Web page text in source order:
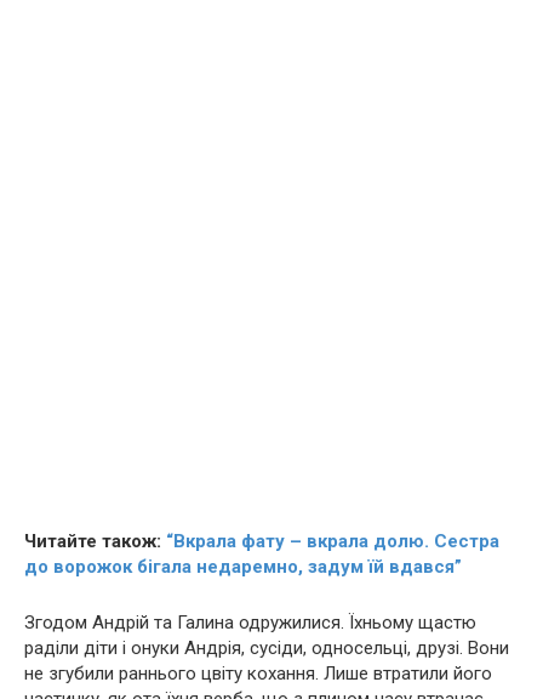
Читайте також: “Вкрала фату – вкрала долю. Сестра
до вopoжок бігала недаремно, задум їй вдався”
Згодом Андрій та Галина одружилися. Їхньому щастю
раділи діти і онуки Андрія, сусіди, односельці, друзі. Вони
не згубили раннього цвіту кохання. Лише втратили його